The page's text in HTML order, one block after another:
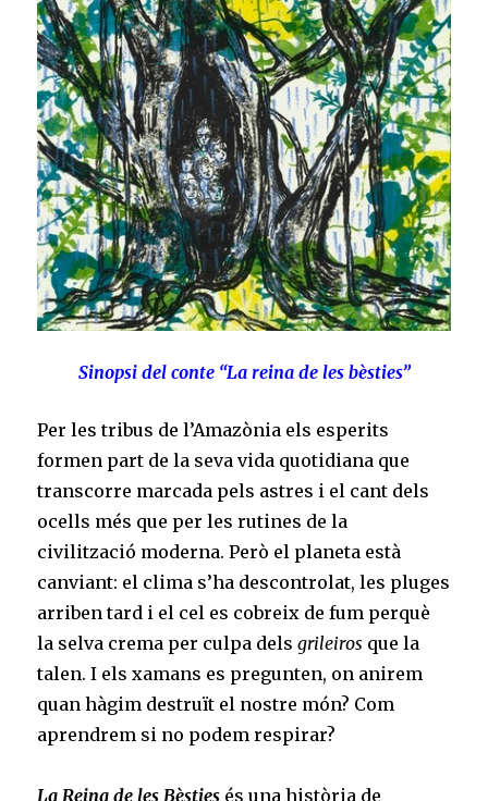
Sinopsi del conte “La reina de les bèsties”
Per les tribus de l’Amazònia els esperits
formen part de la seva vida quotidiana que
transcorre marcada pels astres i el cant dels
ocells més que per les rutines de la
civilització moderna. Però el planeta està
canviant: el clima s’ha descontrolat, les pluges
arriben tard i el cel es cobreix de fum perquè
la selva crema per culpa delsgrileiros que la
talen. I els xamans es pregunten, on anirem
quan hàgim destruït el nostre món? Com
aprendrem si no podem respirar?
La Reina de les Bèsties és una història de